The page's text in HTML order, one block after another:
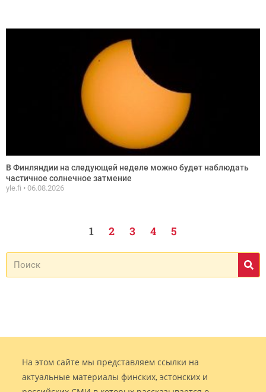
В Финляндии на следующей неделе можно будет наблюдать
частичное солнечное затмение
yle.fi 06.08.2026
1 2 3 4 5
На этом сайте мы представляем ссылки на
актуальные материалы финских, эстонских и